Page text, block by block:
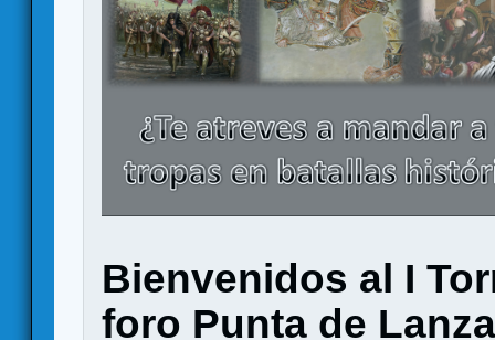
Bienvenidos al I
foro Punta de